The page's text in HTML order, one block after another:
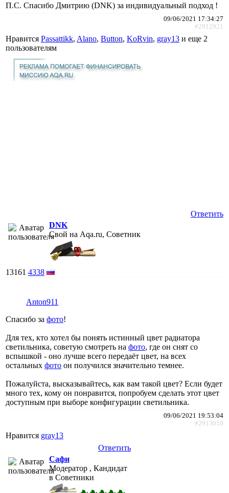
П.С. Спасибо Дмитрию (DNK) за индивидуальный подход !
09/06/2021 17:34:27
#2912921
Нравится Passattikk, Alano, Button, KoRvin, gray13 и еще 2
пользователям
Ответить
DNK
Свой на Aqa.ru, Советник
13161 4338
Anton911
Спасибо за фото!
Для тех, кто хотел бы понять истинный цвет радиатора
светильника, советую смотреть на фото, где он снят со
вспышкой - оно лучше всего передаёт цвет, на всех
остальных фото он получился значительно темнее.
Пожалуйста, высказывайтесь, как вам такой цвет? Если будет
много тех, кому он понравится, попробуем сделать этот цвет
доступным при выборе конфигурации светильника.
09/06/2021 19:53:04
#2913010
Нравится gray13
Ответить
Сафи
Модератор , Кандидат
в Советники